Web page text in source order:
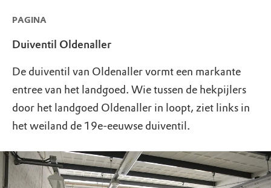
PAGINA
Duiventil Oldenaller
De duiventil van Oldenaller vormt een markante
entree van het landgoed. Wie tussen de hekpijlers
door het landgoed Oldenaller in loopt, ziet links in
het weiland de 19e-eeuwse duiventil.